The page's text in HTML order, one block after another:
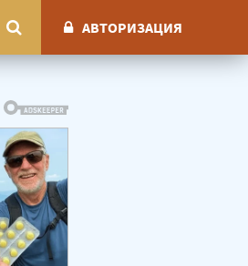
АВТОРИЗАЦИЯ